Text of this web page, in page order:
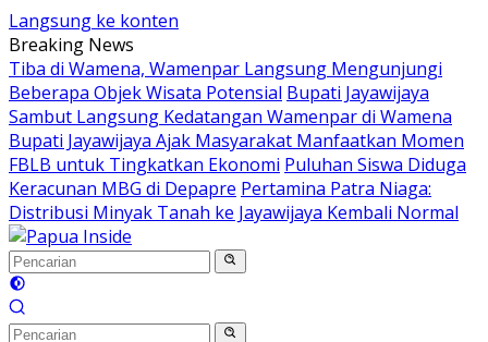
Langsung ke konten
Breaking News
Tiba di Wamena, Wamenpar Langsung Mengunjungi
Beberapa Objek Wisata Potensial Bupati Jayawijaya
Sambut Langsung Kedatangan Wamenpar di Wamena
Bupati Jayawijaya Ajak Masyarakat Manfaatkan Momen
FBLB untuk Tingkatkan Ekonomi Puluhan Siswa Diduga
Keracunan MBG di Depapre Pertamina Patra Niaga:
Distribusi Minyak Tanah ke Jayawijaya Kembali Normal